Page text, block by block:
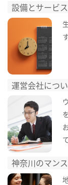
設備とサービ
運営会社につ
神奈川のマン